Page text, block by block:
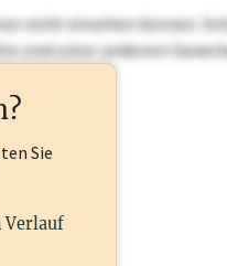
nicht einsehen können.
sind unter anderem
Sie
Verlauf